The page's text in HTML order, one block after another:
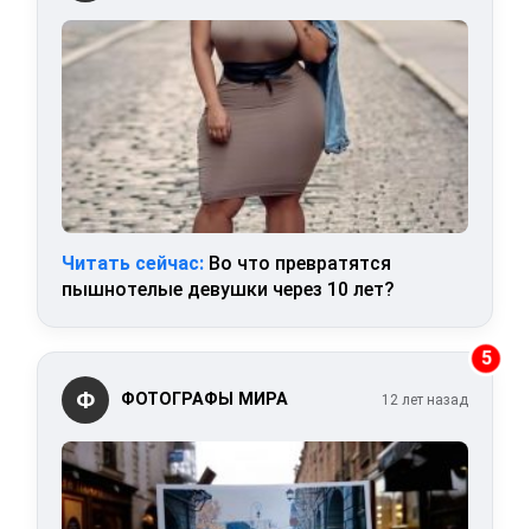
Читать сейчас: Во что превратятся
пышнотелые девушки через 10 лет?
5
Ф ФОТОГРАФЫ МИРА 12 лет назад